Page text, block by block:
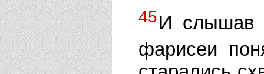
45И слышав
фарисеи